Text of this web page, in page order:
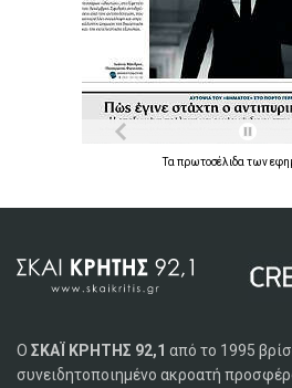
Τα πρωτοσέλιδα των
Ο ΣΚΑΪ ΚΡΗΤΗΣ 92,1 από το 1995
συνειδητοποιημένο ακροατή